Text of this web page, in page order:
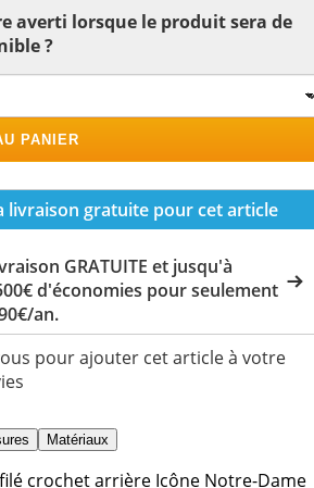
averti lorsque le produit sera de
?
PANIER
livraison gratuite pour cet article
GRATUITE et jusqu'à
d'économies pour seulement
an.
pour ajouter cet article à votre
Matériaux
crochet arrière Icône Notre-Dame